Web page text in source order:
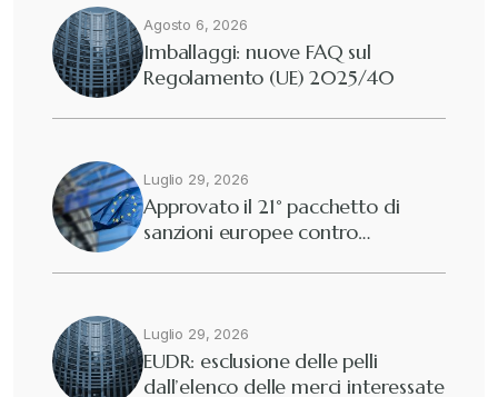
Agosto 6, 2026
Imballaggi: nuove FAQ sul
Regolamento (UE) 2025/40
Luglio 29, 2026
Approvato il 21° pacchetto di
sanzioni europee contro…
Luglio 29, 2026
EUDR: esclusione delle pelli
dall’elenco delle merci interessate